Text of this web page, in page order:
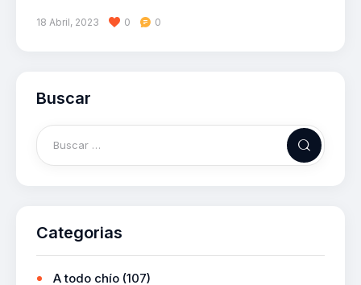
18 Abril, 2023 0 0
Buscar
Categorias
A todo chío (107)